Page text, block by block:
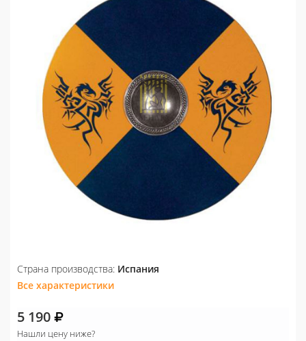
Страна производства: Испания
Все характеристики
5 190
Нашли цену ниже?